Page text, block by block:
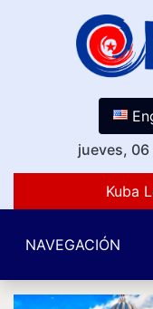
jueves,
Kuba
NAVEGACIÓN